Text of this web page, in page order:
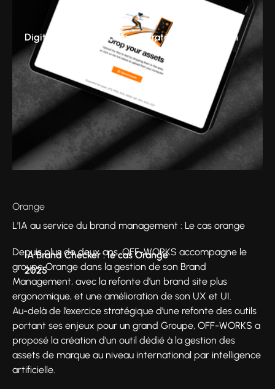
Digital & Tech Branding Stratégie Production
IA Brand Checker : le cas Orange
2025
Orange
L'IA au service du brand management : Le cas orange
Depuis plus de deux ans, OFF-WORKS accompagne le
groupe Orange dans la gestion de son Brand
Management, avec la refonte d’un brand site plus
ergonomique, et une amélioration de son UX et UI.
Au-delà de l’exercice stratégique d’une refonte des outils
portant ses enjeux pour un grand Groupe, OFF-WORKS a
proposé la création d’un outil dédié à la gestion des
assets de marque au niveau international par intelligence
artificielle.